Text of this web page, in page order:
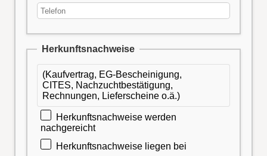
Herkunftsnachweise
(Kaufvertrag, EG-Bescheinigung,
CITES, Nachzuchtbestätigung,
Rechnungen, Lieferscheine o.ä.)
Herkunftsnachweise werden
nachgereicht
Herkunftsnachweise liegen bei